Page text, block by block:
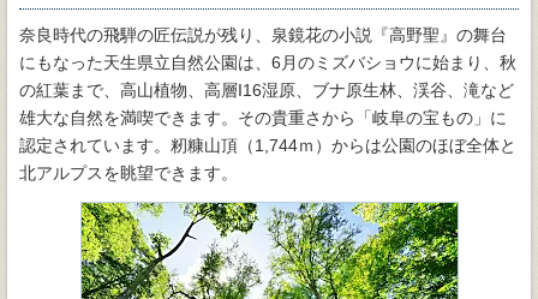
奈良時代の飛騨の匠伝説が残り、泉鏡花の小説『高野聖』の舞台
にもなった天生県立自然公園は、6月のミズバショウに始まり、秋
の紅葉まで、高山植物、高層I16湿原、ブナ原生林、渓谷、滝など
雄大な自然を満喫できます。その貴重さから「岐阜の宝もの」に
認定されています。籾糠山頂（1,744ｍ）からは公園のほぼ全体と
北アルプスを眺望できます。